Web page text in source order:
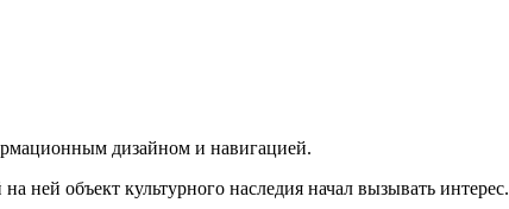
дизайном и навигацией.
ней объект культурного наследия начал вызывать интерес.